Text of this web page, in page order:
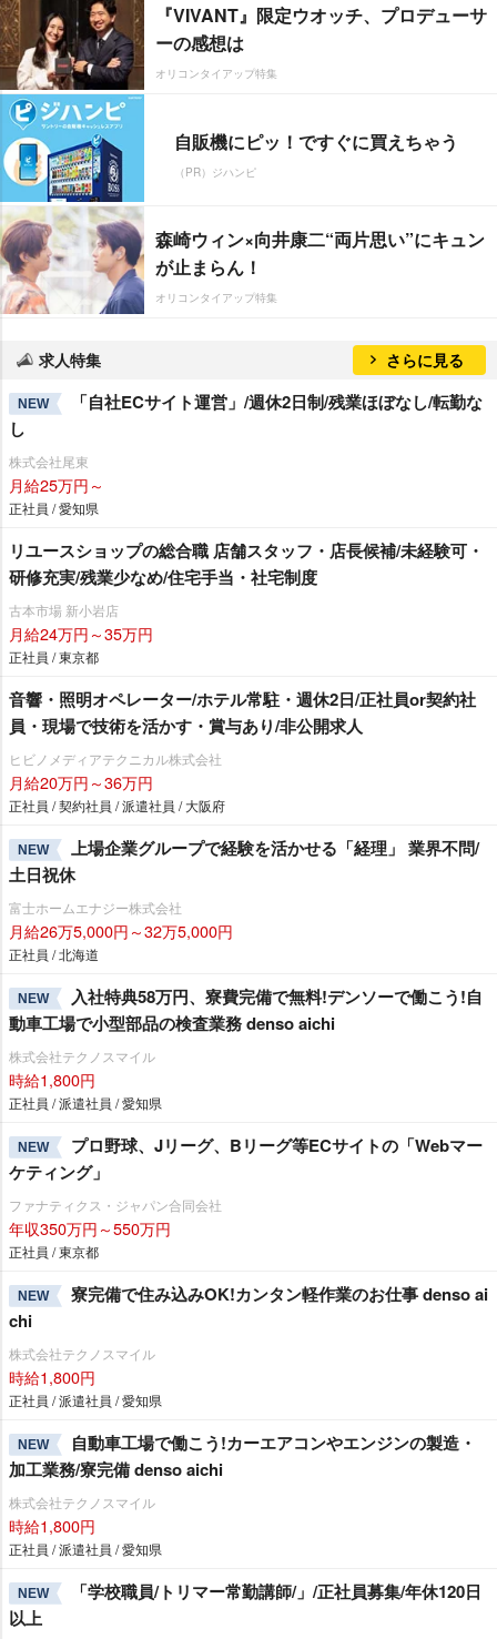
『VIVANT』限定ウオッチ、プロデューサ
ーの感想は
オリコンタイアップ特集
自販機にピッ！ですぐに買えちゃう
（PR）ジハンピ
森崎ウィン×向井康二“両片思い”にキュン
が止まらん！
オリコンタイアップ特集
求人特集 さらに見る
NEW
「自社ECサイト運営」/週休2日制/残業ほぼなし/転勤な
し
株式会社尾東
月給25万円～
正社員 / 愛知県
リユースショップの総合職 店舗スタッフ・店長候補/未経験可・
研修充実/残業少なめ/住宅手当・社宅制度
古本市場 新小岩店
月給24万円～35万円
正社員 / 東京都
音響・照明オペレーター/ホテル常駐・週休2日/正社員or契約社
員・現場で技術を活かす・賞与あり/非公開求人
ヒビノメディアテクニカル株式会社
月給20万円～36万円
正社員 / 契約社員 / 派遣社員 / 大阪府
NEW
上場企業グループで経験を活かせる「経理」 業界不問/
土日祝休
富士ホームエナジー株式会社
月給26万5,000円～32万5,000円
正社員 / 北海道
NEW
入社特典58万円、寮費完備で無料!デンソーで働こう!自
動車工場で小型部品の検査業務 denso aichi
株式会社テクノスマイル
時給1,800円
正社員 / 派遣社員 / 愛知県
NEW
プロ野球、Jリーグ、Bリーグ等ECサイトの「Webマー
ケティング」
ファナティクス・ジャパン合同会社
年収350万円～550万円
正社員 / 東京都
NEW
寮完備で住み込みOK!カンタン軽作業のお仕事 denso ai
chi
株式会社テクノスマイル
時給1,800円
正社員 / 派遣社員 / 愛知県
NEW
自動車工場で働こう!カーエアコンやエンジンの製造・
加工業務/寮完備 denso aichi
株式会社テクノスマイル
時給1,800円
正社員 / 派遣社員 / 愛知県
NEW
「学校職員/トリマー常勤講師/」/正社員募集/年休120日
以上